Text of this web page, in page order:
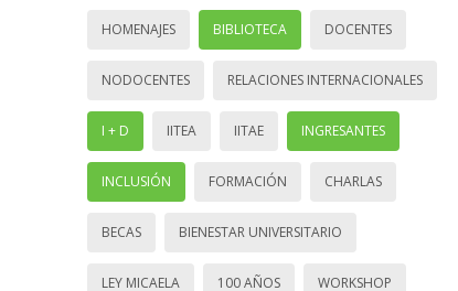
HOMENAJES BIBLIOTECA DOCENTES
NODOCENTES RELACIONES INTERNACIONALES
I + D IITEA IITAE INGRESANTES
INCLUSIÓN FORMACIÓN CHARLAS
BECAS BIENESTAR UNIVERSITARIO
LEY MICAELA 100 AÑOS WORKSHOP